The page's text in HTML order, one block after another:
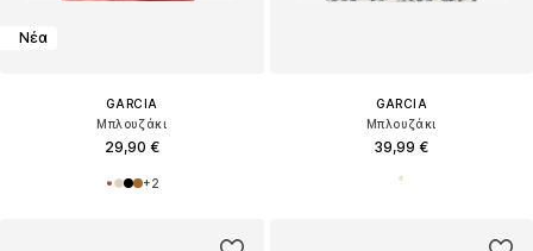
Νέα
GARCIA
Μπλουζάκι
29,90 €
+2
GARCIA
Μπλουζάκι
39,99 €